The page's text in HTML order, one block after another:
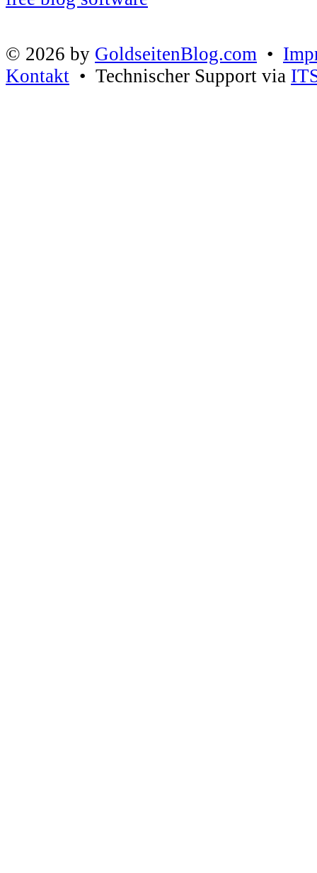
© 2026 by GoldseitenBlog.com •
Kontakt • Technischer Support via